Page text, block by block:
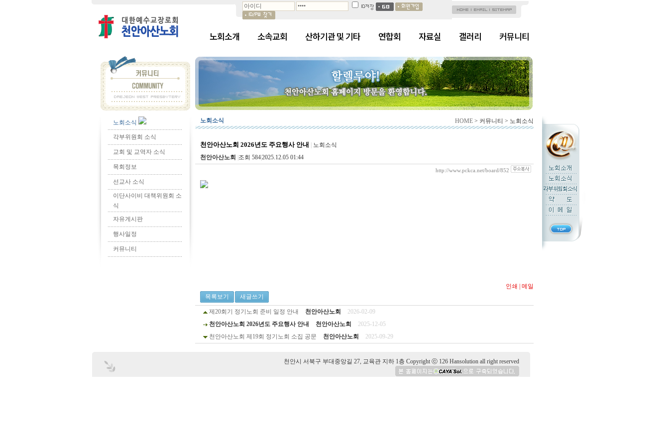
노회소개 소속교회 산하기관 및 기타 연합회 자료실 갤러리 커뮤니티
노회소식
각부위원회 소식
교회 및 교역자 소식
목회정보
선교사 소식
이단사이비 대책위원회 소
식
자유게시판
행사일정
커뮤니티
노회소식 HOME > 커뮤니티 > 노회소식
천안아산노회 2026년도 주요행사 안내
노회소식
천안아산노회
조회 5842025.12.05 01:44
http://www.pckca.net/board/852
인쇄
메일
목록보기
새글쓰기
제20회기 정기노회 준비 일정 안내 천안아산노회
2026-02-09
천안아산노회 2026년도 주요행사 안내
천안아산노회
2025-12-05
천안아산노회 제19회 정기노회 소집 공문
천안아산노회 2025-09-29
천안시 서북구 부대중앙길 27, 교육관 지하 1층 Copyright ⓒ 126 Hansolution all right reserved